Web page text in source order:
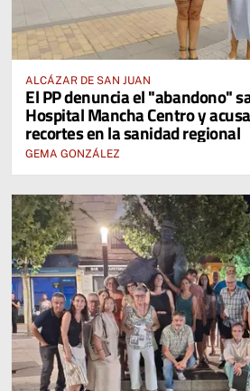
ALCÁZAR DE SAN JUAN
El PP denuncia el "abandono"
Hospital Mancha Centro y
recortes en la sanidad regional
GEMA GONZÁLEZ